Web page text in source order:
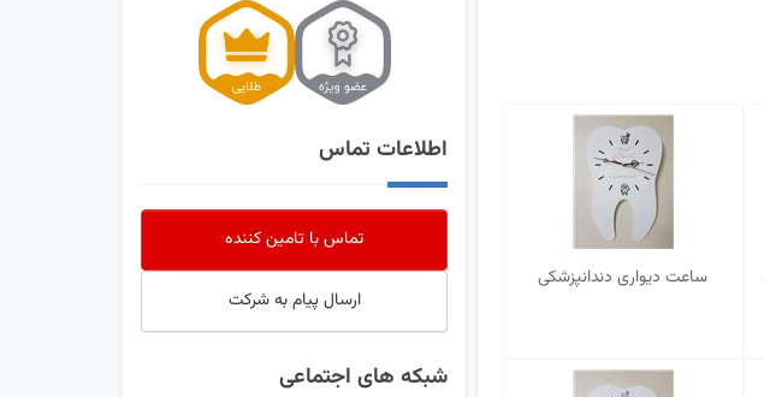
ساعت دیواری دندانپزشکی
اطلاعات تماس
تماس با تامین کننده
ارسال پیام به شرکت
شبکه های اجتماعی